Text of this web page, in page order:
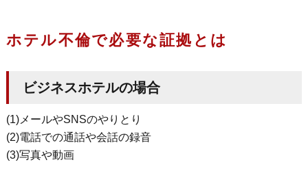
ホテル不倫で必要な証拠とは
ビジネスホテルの場合
(1)メールやSNSのやりとり
(2)電話での通話や会話の録音
(3)写真や動画